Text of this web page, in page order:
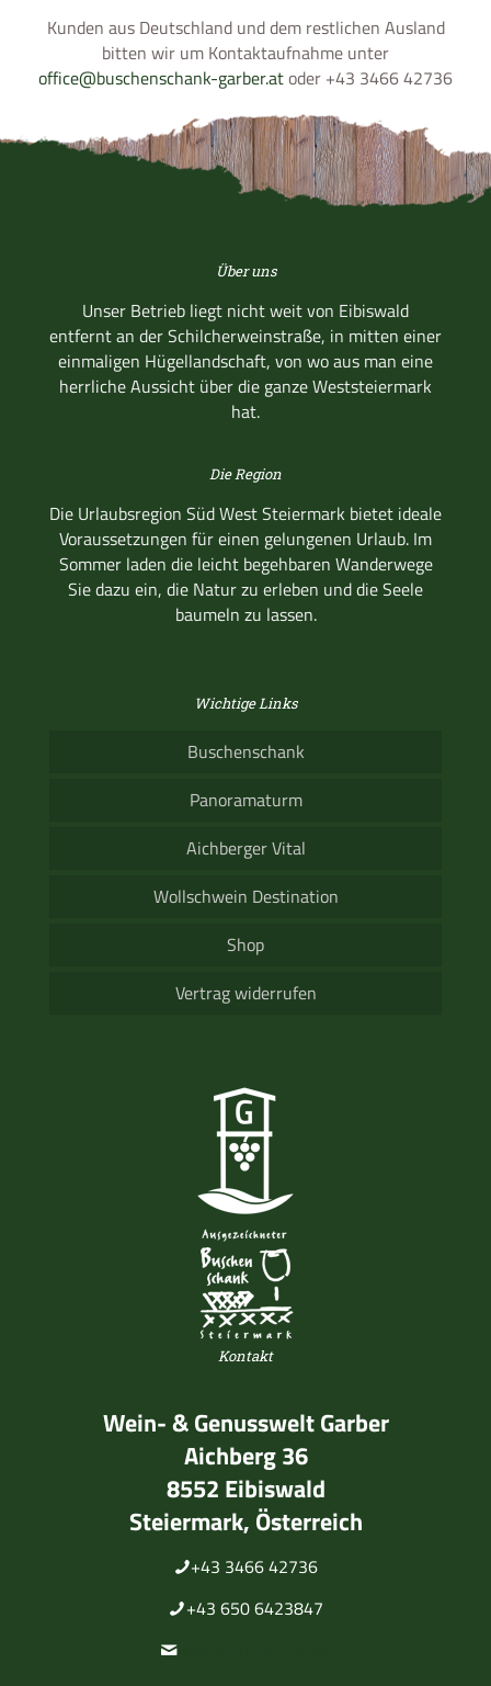
Kunden aus Deutschland und dem restlichen Ausland
bitten wir um Kontaktaufnahme unter
office@buschenschank-garber.atoder +43 3466 42736
Über uns
Unser Betrieb liegt nicht weit von Eibiswald
entfernt an der Schilcherweinstraße, in mitten einer
einmaligen Hügellandschaft, von wo aus man eine
herrliche Aussicht über die ganze Weststeiermark
hat.
Die Region
Die Urlaubsregion Süd West Steiermark bietet ideale
Voraussetzungen für einen gelungenen Urlaub. Im
Sommer laden die leicht begehbaren Wanderwege
Sie dazu ein, die Natur zu erleben und die Seele
baumeln zu lassen.
Wichtige Links
Buschenschank
Panoramaturm
Aichberger Vital
Wollschwein Destination
Shop
Vertrag widerrufen
Kontakt
Wein- & Genusswelt Garber
Aichberg 36
8552 Eibiswald
Steiermark, Österreich
+43 3466 42736
+43 650 6423847